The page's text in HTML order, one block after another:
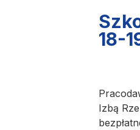
18-
Izbą